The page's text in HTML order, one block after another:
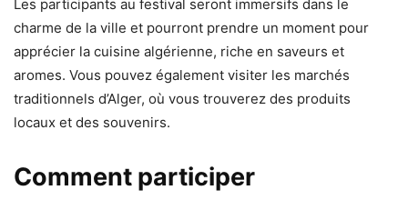
Les participants au festival seront immersifs dans le
charme de la ville et pourront prendre un moment pour
apprécier la cuisine algérienne, riche en saveurs et
aromes. Vous pouvez également visiter les marchés
traditionnels d’Alger, où vous trouverez des produits
locaux et des souvenirs.
Comment participer